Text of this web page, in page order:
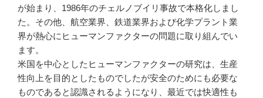
が始まり、1986年のチェルノブイリ事故で本格化しまし
た。その他、航空業界、鉄道業界および化学プラント業
界が熱心にヒューマンファクターの問題に取り組んでい
ます。
米国を中心としたヒューマンファクターの研究は、生産
性向上を目的としたものでしたが安全のためにも必要な
ものであると認識されるようになり、最近では快適性も